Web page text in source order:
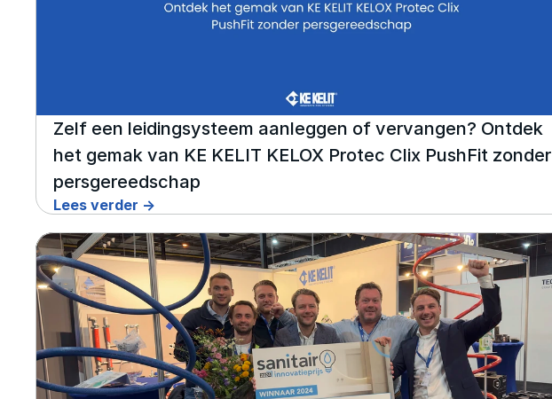
Zelf een leidingsysteem aanleggen of vervangen? Ontdek
het gemak van KE KELIT KELOX Protec Clix PushFit zonder
persgereedschap
Lees verder ->